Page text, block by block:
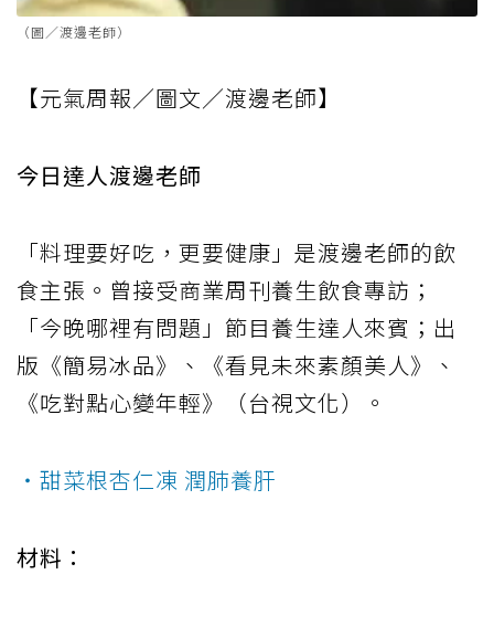
（圖／渡邊老師）
【元氣周報／圖文／渡邊老師】
今日達人渡邊老師
「料理要好吃，更要健康」是渡邊老師的飲
食主張。曾接受商業周刊養生飲食專訪；
「今晚哪裡有問題」節目養生達人來賓；出
版《簡易冰品》、《看見未來素顏美人》、
《吃對點心變年輕》（台視文化）。
‧甜菜根杏仁凍 潤肺養肝
材料：